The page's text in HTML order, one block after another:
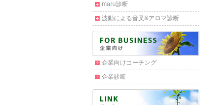
maru診断
波動による音叉&アロマ診断
企業向けコーチング
企業診断